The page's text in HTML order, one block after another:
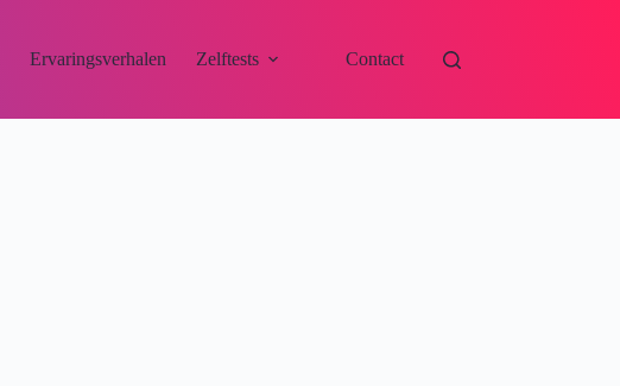
Ervaringsverhalen Zelftests Contact